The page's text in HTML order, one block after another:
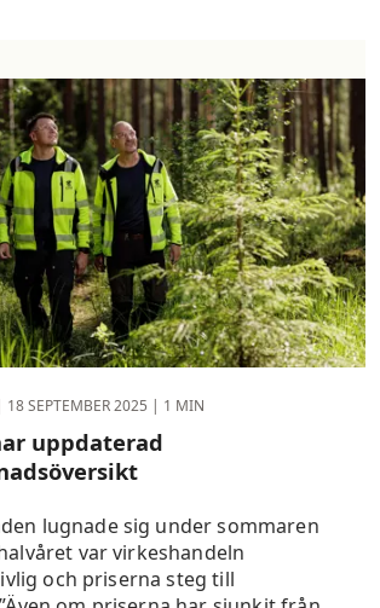
18 SEPTEMBER 2025 | 1 MIN
uppdaterad
lugnade sig under sommaren
var virkeshandeln
och priserna steg till